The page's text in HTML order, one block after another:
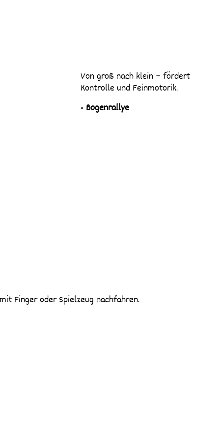
Von groß nach klein – fördert
Kontrolle und Feinmotorik.
• Bogenrallye
Finger oder Spielzeug nachfahren.